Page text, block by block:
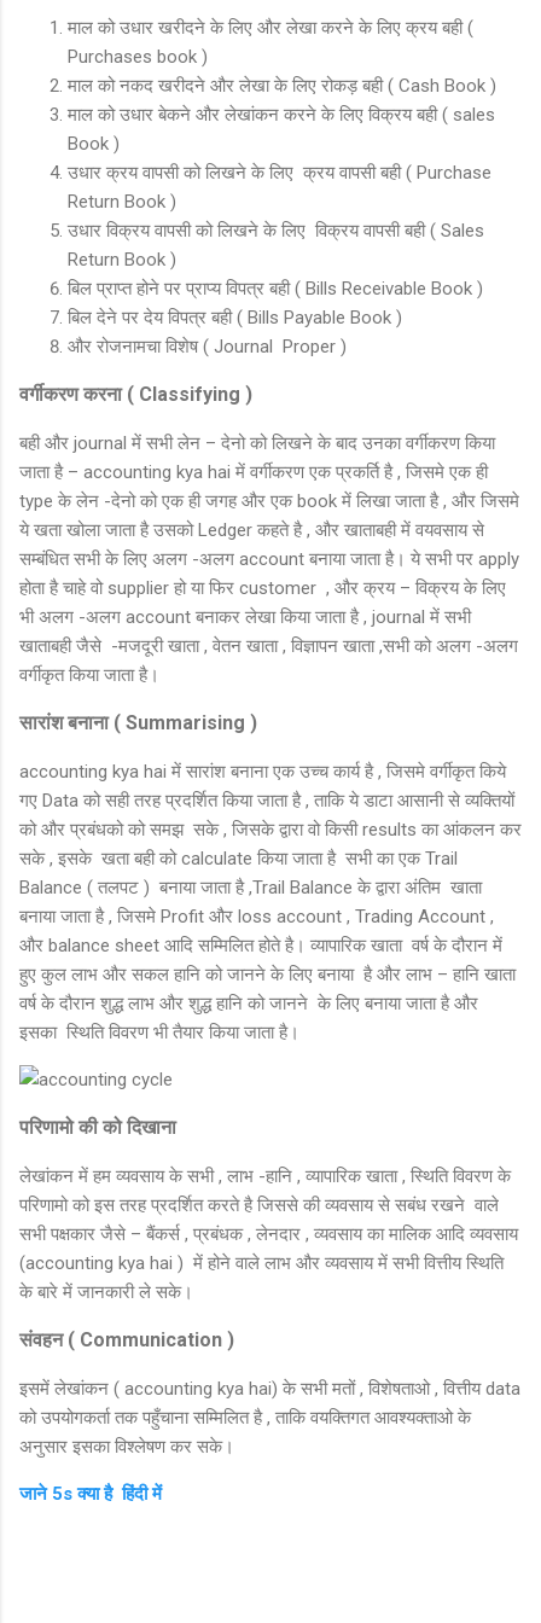
माल को उधार खरीदने के लिए और लेखा करने के लिए क्रय बही (
Purchases book )
माल को नकद खरीदने और लेखा के लिए रोकड़ बही ( Cash Book )
माल को उधार बेकने और लेखांकन करने के लिए विक्रय बही ( sales
Book )
उधार क्रय वापसी को लिखने के लिए क्रय वापसी बही ( Purchase
Return Book )
उधार विक्रय वापसी को लिखने के लिए विक्रय वापसी बही ( Sales
Return Book )
बिल प्राप्त होने पर प्राप्य विपत्र बही ( Bills Receivable Book )
बिल देने पर देय विपत्र बही ( Bills Payable Book )
और रोजनामचा विशेष ( Journal Proper )
वर्गीकरण करना ( Classifying )
बही और journal में सभी लेन – देनो को लिखने के बाद उनका वर्गीकरण किया
जाता है – accounting kya hai में वर्गीकरण एक प्रकर्ति है , जिसमे एक ही
type के लेन -देनो को एक ही जगह और एक book में लिखा जाता है , और जिसमे
ये खता खोला जाता है उसको Ledger कहते है , और खाताबही में वयवसाय से
सम्बंधित सभी के लिए अलग -अलग account बनाया जाता है। ये सभी पर apply
होता है चाहे वो supplier हो या फिर customer , और क्रय – विक्रय के लिए
भी अलग -अलग account बनाकर लेखा किया जाता है , journal में सभी
खाताबही जैसे -मजदूरी खाता , वेतन खाता , विज्ञापन खाता ,सभी को अलग -अलग
वर्गीकृत किया जाता है।
सारांश बनाना ( Summarising )
accounting kya hai में सारांश बनाना एक उच्च कार्य है , जिसमे वर्गीकृत किये
गए Data को सही तरह प्रदर्शित किया जाता है , ताकि ये डाटा आसानी से व्यक्तियों
को और प्रबंधको को समझ सके , जिसके द्वारा वो किसी results का आंकलन कर
सके , इसके खता बही को calculate किया जाता है सभी का एक Trail
Balance ( तलपट ) बनाया जाता है ,Trail Balance के द्वारा अंतिम खाता
बनाया जाता है , जिसमे Profit और loss account , Trading Account ,
और balance sheet आदि सम्मिलित होते है। व्यापारिक खाता वर्ष के दौरान में
हुए कुल लाभ और सकल हानि को जानने के लिए बनाया है और लाभ – हानि खाता
वर्ष के दौरान शुद्ध लाभ और शुद्ध हानि को जानने के लिए बनाया जाता है और
इसका स्थिति विवरण भी तैयार किया जाता है।
परिणामो की को दिखाना
लेखांकन में हम व्यवसाय के सभी , लाभ -हानि , व्यापारिक खाता , स्थिति विवरण के
परिणामो को इस तरह प्रदर्शित करते है जिससे की व्यवसाय से सबंध रखने वाले
सभी पक्षकार जैसे – बैंकर्स , प्रबंधक , लेनदार , व्यवसाय का मालिक आदि व्यवसाय
(accounting kya hai ) में होने वाले लाभ और व्यवसाय में सभी वित्तीय स्थिति
के बारे में जानकारी ले सके।
संवहन ( Communication )
इसमें लेखांकन ( accounting kya hai) के सभी मतों , विशेषताओ , वित्तीय data
को उपयोगकर्ता तक पहुँचाना सम्मिलित है , ताकि वयक्तिगत आवश्यक्ताओ के
अनुसार इसका विश्लेषण कर सके।
जाने 5s क्या है हिंदी में